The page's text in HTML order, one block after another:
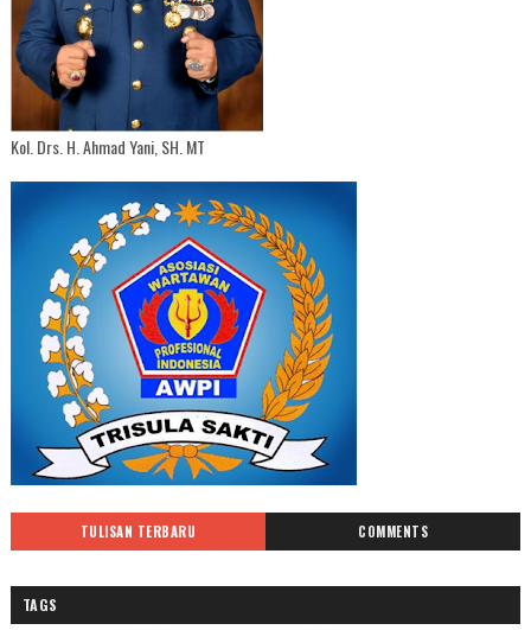
Kol. Drs. H. Ahmad Yani, SH. MT
TULISAN TERBARU COMMENTS
TAGS